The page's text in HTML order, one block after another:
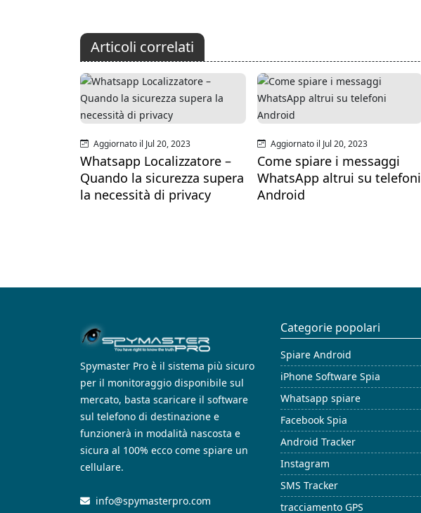
Articoli correlati
Aggiornato il Jul 20, 2023
Whatsapp Localizzatore –
Quando la sicurezza supera
la necessità di privacy
Aggiornato il Jul 20, 2023
Come spiare i messaggi
WhatsApp altrui su telefoni
Android
Spymaster Pro è il sistema più sicuro
per il monitoraggio disponibile sul
mercato, basta scaricare il software
sul telefono di destinazione e
funzionerà in modalità nascosta e
sicura al 100% ecco come spiare un
cellulare.
info@spymasterpro.com
Categorie popolari
Spiare Android
iPhone Software Spia
Whatsapp spiare
Facebook Spia
Android Tracker
Instagram
SMS Tracker
tracciamento GPS